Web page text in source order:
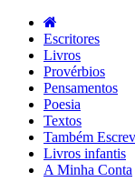
Escritores
Livros
Provérbios
Pensamentos
Poesia
Textos
Também
Livros infantis
A Minha Conta